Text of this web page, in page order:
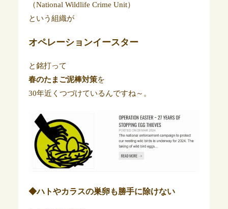
（National Wildlife Crime Unit）
という組織が
オペレーションイースター
と銘打って
春のたまご泥棒対策を
30年近くつづけているんですね～。
◆ハトやカラスの巣卵も勝手に除けない